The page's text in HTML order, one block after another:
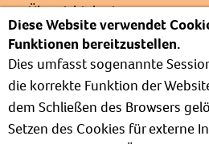
Übersichtskarte
Veranstaltungen
Presse
Links
Partnerverbände
Barrierefrei
Diese Website verwendet
Funktionen bereitzustellen.
Dies umfasst sogenannte
die korrekte Funktion der
dem Schließen des Browsers
Setzen des Cookies für externe